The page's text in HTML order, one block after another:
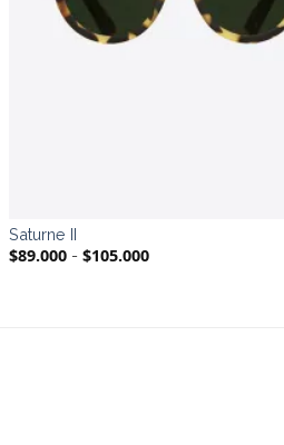
Saturne II
$89.000 - $105.000Rango